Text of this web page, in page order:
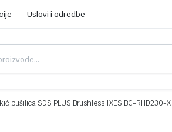
Uslovi i odredbe
bušilica SDS PLUS Brushless IXES BC-RHD230-X